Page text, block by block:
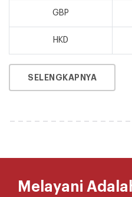
GBP
HKD
SELENGKAPNYA
Melayani